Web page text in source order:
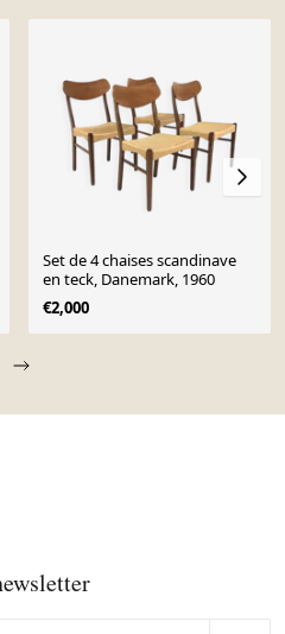
Set de 4 chaises scandinave
en teck, Danemark, 1960
€2,000